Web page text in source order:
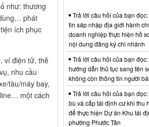
như: thương
phát
ích phục
ví điện tử, thẻ
nhu cầu
tàu/máy bay,
một cách
Trả lời câu hỏi của bạn
tin sáp nhập địa giới hành
doanh nghiệp thực hiện hồ
nội dung đăng ký chi nhánh
Trả lời câu hỏi của bạn
hướng dẫn thủ tục sang tên
không còn thông tin người
Trả lời câu hỏi của bạn
bù và cấp tái định cư khi thu
để thực hiện Dự án Khu tái
phường Phước Tân